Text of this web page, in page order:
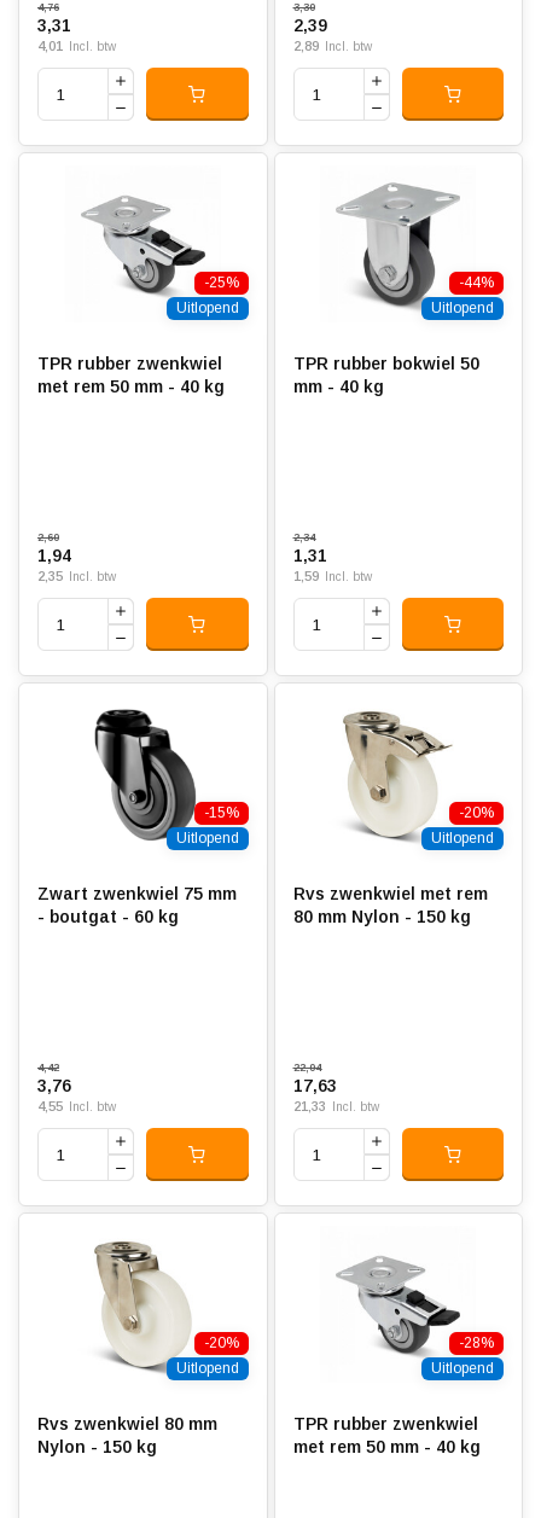
4,76
3,31
4,01 Incl. btw
3,30
2,39
2,89 Incl. btw
-25%
Uitlopend
TPR rubber zwenkwiel
met rem 50 mm - 40 kg
2,60
1,94
2,35 Incl. btw
-44%
Uitlopend
TPR rubber bokwiel 50
mm - 40 kg
2,34
1,31
1,59 Incl. btw
-15%
Uitlopend
Zwart zwenkwiel 75 mm
- boutgat - 60 kg
4,42
3,76
4,55 Incl. btw
-20%
Uitlopend
Rvs zwenkwiel met rem
80 mm Nylon - 150 kg
22,04
17,63
21,33 Incl. btw
-20%
Uitlopend
Rvs zwenkwiel 80 mm
Nylon - 150 kg
-28%
Uitlopend
TPR rubber zwenkwiel
met rem 50 mm - 40 kg